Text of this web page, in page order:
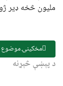
ملیون څخه ډیر
مخکینۍ موضوع
د پېښې څېړنه